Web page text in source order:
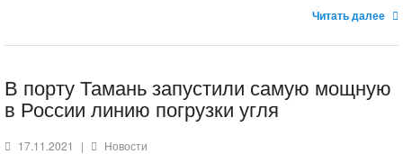
Читать далее
В порту Тамань запустили самую мощную
в России линию погрузки угля
17.11.2021 | Новости